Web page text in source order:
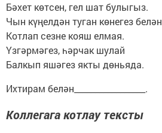
Бәхет көтсен, гел шат булыгыз.
Чын күңелдән туган көнегез белән
Котлап сезне кояш елмая.
Үзгәрмәгез, һәрчак шулай
Балкып яшәгез якты дөньяда.
Ихтирам белән_________________.
Коллегага котлау тексты